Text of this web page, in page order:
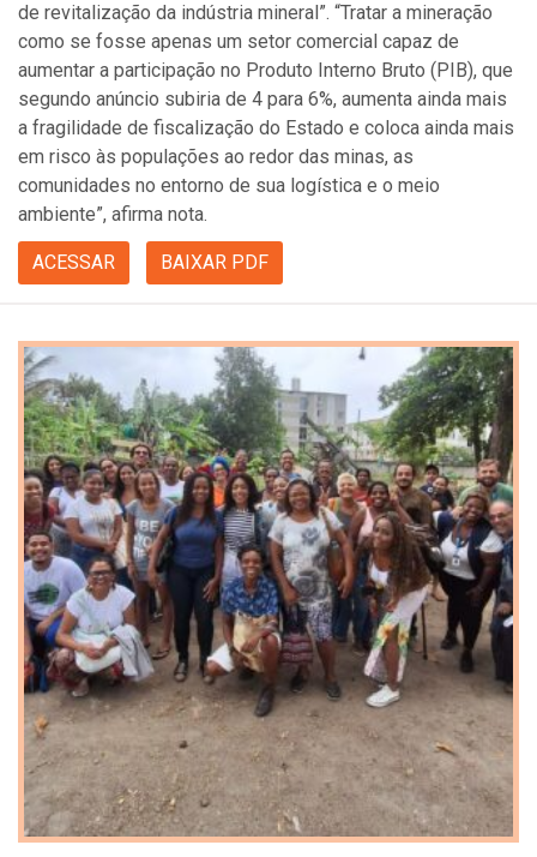
de revitalização da indústria mineral”. “Tratar a mineração
como se fosse apenas um setor comercial capaz de
aumentar a participação no Produto Interno Bruto (PIB), que
segundo anúncio subiria de 4 para 6%, aumenta ainda mais
a fragilidade de fiscalização do Estado e coloca ainda mais
em risco às populações ao redor das minas, as
comunidades no entorno de sua logística e o meio
ambiente”, afirma nota.
ACESSAR BAIXAR PDF